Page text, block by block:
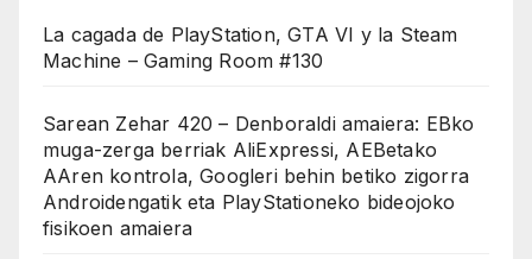
La cagada de PlayStation, GTA VI y la Steam
Machine – Gaming Room #130
Sarean Zehar 420 – Denboraldi amaiera: EBko
muga-zerga berriak AliExpressi, AEBetako
AAren kontrola, Googleri behin betiko zigorra
Androidengatik eta PlayStationeko bideojoko
fisikoen amaiera